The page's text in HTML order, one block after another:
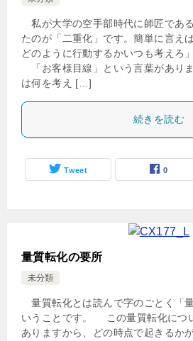
私が大学の空手部時代に師匠であ
たのが「二重化」です。簡単に言え
どのように行動するかいつも考えろ
「お客様目線」という言葉があり
は何を考え […]
続きを読む
Tweet 0
量質転化の要所
未分類
量質転化とは読んで字のごとく「
いうことです。 この量質転化につ
ありますから、どの時点で起きるか